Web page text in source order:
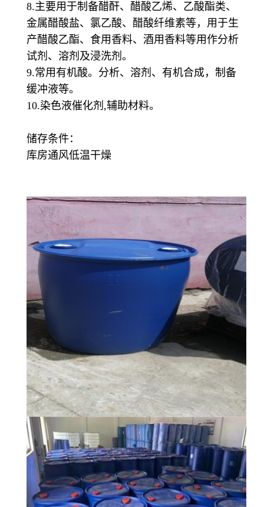
8.主要用于制备醋酐、醋酸乙烯、乙酸酯类、
金属醋酸盐、氯乙酸、醋酸纤维素等，用于生
产醋酸乙酯、食用香料、酒用香料等用作分析
试剂、溶剂及浸洗剂。
9.常用有机酸。分析、溶剂、有机合成，制备
缓冲液等。
10.染色液催化剂,辅助材料。
储存条件：
库房通风低温干燥